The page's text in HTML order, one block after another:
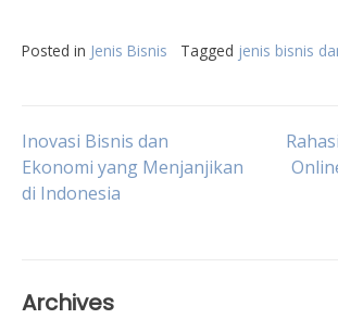
Posted in Jenis Bisnis Tagged jenis bisnis
Post
navigation
Inovasi Bisnis dan
Ekonomi yang Menjanjikan
di Indonesia
Archives